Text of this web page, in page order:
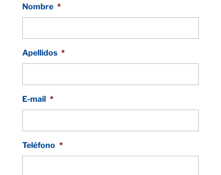
Nombre *
Apellidos *
E-mail *
Teléfono *